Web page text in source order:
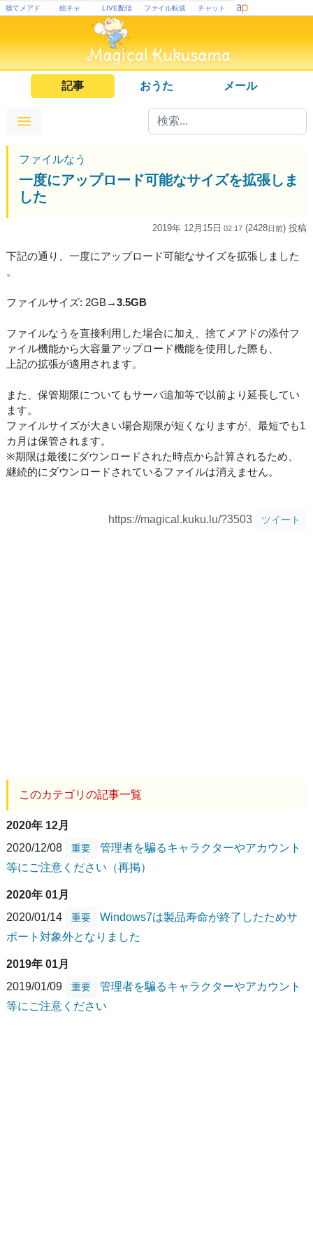
捨てメアド 絵チャ LIVE配信 ファイル転送 チャット
記事 おうた メール
ファイルなう
一度にアップロード可能なサイズを拡張しま
した
2019年 12月15日 02:17 (2428日前) 投稿
下記の通り、一度にアップロード可能なサイズを拡張しました
。
ファイルサイズ: 2GB→3.5GB
ファイルなうを直接利用した場合に加え、捨てメアドの添付フ
ァイル機能から大容量アップロード機能を使用した際も、
上記の拡張が適用されます。
また、保管期限についてもサーバ追加等で以前より延長してい
ます。
ファイルサイズが大きい場合期限が短くなりますが、最短でも1
カ月は保管されます。
※期限は最後にダウンロードされた時点から計算されるため、
継続的にダウンロードされているファイルは消えません。
https://magical.kuku.lu/?3503 ツイート
このカテゴリの記事一覧
2020年 12月
2020/12/08
重要
管理者を騙るキャラクターやアカウント
等にご注意ください（再掲）
2020年 01月
2020/01/14
重要
Windows7は製品寿命が終了したためサ
ポート対象外となりました
2019年 01月
2019/01/09
重要
管理者を騙るキャラクターやアカウント
等にご注意ください